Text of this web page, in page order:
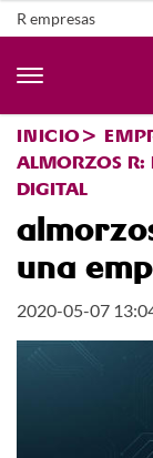
R empresas
INICIO
ALMORZOS R:
DIGITAL
una
2020-05-07